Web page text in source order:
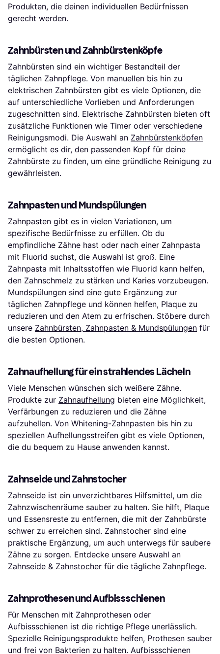
Produkten, die deinen individuellen Bedürfnissen
gerecht werden.
Zahnbürsten und Zahnbürstenköpfe
Zahnbürsten sind ein wichtiger Bestandteil der
täglichen Zahnpflege. Von manuellen bis hin zu
elektrischen Zahnbürsten gibt es viele Optionen, die
auf unterschiedliche Vorlieben und Anforderungen
zugeschnitten sind. Elektrische Zahnbürsten bieten oft
zusätzliche Funktionen wie Timer oder verschiedene
Reinigungsmodi. Die Auswahl an Zahnbürstenköpfen
ermöglicht es dir, den passenden Kopf für deine
Zahnbürste zu finden, um eine gründliche Reinigung zu
gewährleisten.
Zahnpasten und Mundspülungen
Zahnpasten gibt es in vielen Variationen, um
spezifische Bedürfnisse zu erfüllen. Ob du
empfindliche Zähne hast oder nach einer Zahnpasta
mit Fluorid suchst, die Auswahl ist groß. Eine
Zahnpasta mit Inhaltsstoffen wie Fluorid kann helfen,
den Zahnschmelz zu stärken und Karies vorzubeugen.
Mundspülungen sind eine gute Ergänzung zur
täglichen Zahnpflege und können helfen, Plaque zu
reduzieren und den Atem zu erfrischen. Stöbere durch
unsere Zahnbürsten, Zahnpasten & Mundspülungen für
die besten Optionen.
Zahnaufhellung für ein strahlendes Lächeln
Viele Menschen wünschen sich weißere Zähne.
Produkte zur Zahnaufhellung bieten eine Möglichkeit,
Verfärbungen zu reduzieren und die Zähne
aufzuhellen. Von Whitening-Zahnpasten bis hin zu
speziellen Aufhellungsstreifen gibt es viele Optionen,
die du bequem zu Hause anwenden kannst.
Zahnseide und Zahnstocher
Zahnseide ist ein unverzichtbares Hilfsmittel, um die
Zahnzwischenräume sauber zu halten. Sie hilft, Plaque
und Essensreste zu entfernen, die mit der Zahnbürste
schwer zu erreichen sind. Zahnstocher sind eine
praktische Ergänzung, um auch unterwegs für saubere
Zähne zu sorgen. Entdecke unsere Auswahl an
Zahnseide & Zahnstocher für die tägliche Zahnpflege.
Zahnprothesen und Aufbissschienen
Für Menschen mit Zahnprothesen oder
Aufbissschienen ist die richtige Pflege unerlässlich.
Spezielle Reinigungsprodukte helfen, Prothesen sauber
und frei von Bakterien zu halten. Aufbissschienen